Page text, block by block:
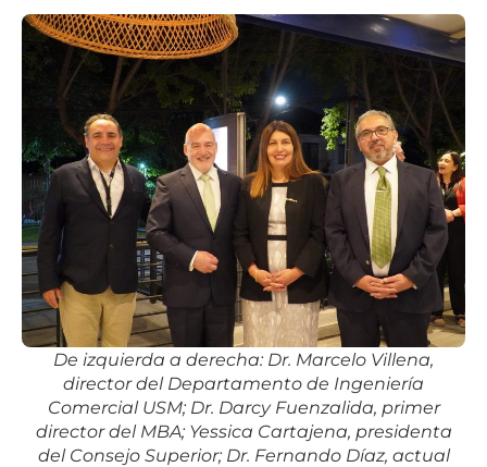
De izquierda a derecha: Dr. Marcelo Villena,
director del Departamento de Ingeniería
Comercial USM; Dr. Darcy Fuenzalida, primer
director del MBA; Yessica Cartajena, presidenta
del Consejo Superior; Dr. Fernando Díaz, actual